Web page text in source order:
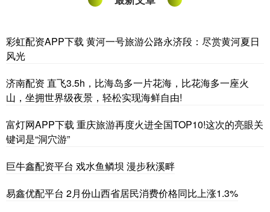
彩虹配资APP下载 黄河一号旅游公路永济段：尽赏黄河夏日
风光
济南配资 直飞3.5h，比海岛多一片花海，比花海多一座火
山，坐拥世界级夜景，轻松实现海鲜自由!
富灯网APP下载 重庆旅游再度火进全国TOP10!这次的亮眼关
键词是“洞穴游”
巨牛鑫配资平台 戏水鱼鳞坝 漫步秋溪畔
易鑫优配平台 2月份山西省居民消费价格同比上涨1.3%